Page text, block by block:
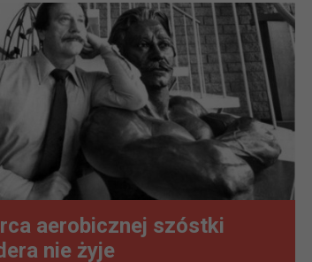
aerobicznej szóstki
nie żyje